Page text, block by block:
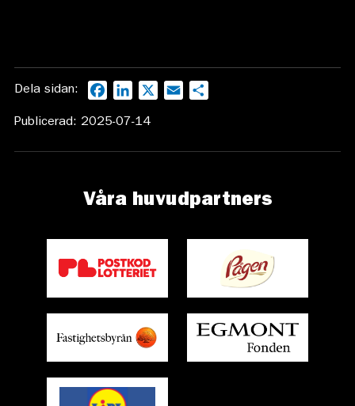
Dela sidan: FacebookLinkedIn Email
Publicerad: 2025-07-14
Våra huvudpartners